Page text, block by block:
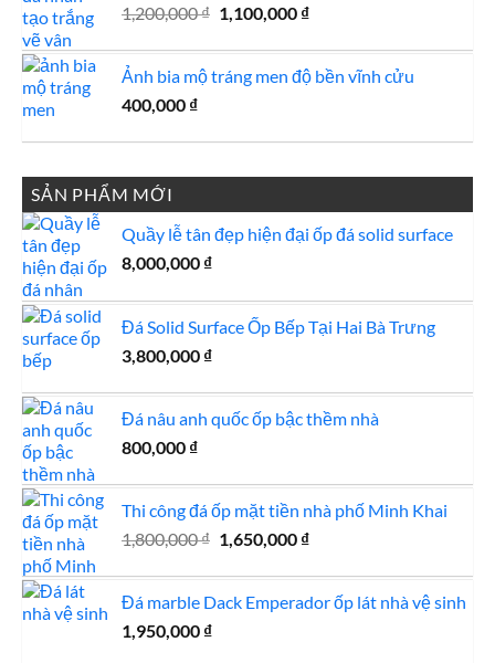
1,200,000₫ Giá
1,200,000 ₫.
1,100,000 ₫Giá
là:
Ảnh bia mộ tráng men độ bền vĩnh cửu
400,000 ₫
SẢN PHẨM MỚI
Quầy lễ tân đẹp hiện đại ốp đá solid surface
8,000,000 ₫
Đá Solid Surface Ốp Bếp Tại Hai Bà Trưng
3,800,000 ₫
Đá nâu anh quốc ốp bậc thềm nhà
800,000 ₫
Thi công đá ốp mặt tiền nhà phố Minh Khai
1,800,000₫ Giá
1,800,000 ₫.
1,650,000 ₫Giá
là:
Đá marble Dack Emperador ốp lát nhà vệ sinh
1,950,000 ₫